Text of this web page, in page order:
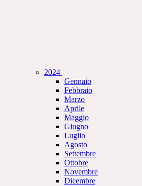
2024
Gennaio
Febbraio
Marzo
Aprile
Maggio
Giugno
Luglio
Agosto
Settembre
Ottobre
Novembre
Dicembre